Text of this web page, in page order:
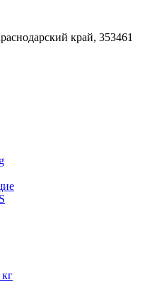
край, 353461